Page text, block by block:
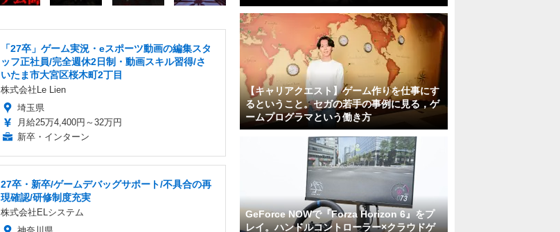
「27卒」ゲーム実況・eスポーツ動画の編集スタ
ッフ正社員/完全週休2日制・動画スキル習得/さ
いたま市大宮区桜木町2丁目
株式会社Le Lien
埼玉県
月給25万4,400円～32万円
新卒・インターン
27卒・新卒/ゲームデバッグサポート/不具合の再
現確認/研修制度充実
株式会社ELシステム
【キャリアクエスト】ゲーム作りを仕事にす
るということ。セガの若手の事例に見る，ゲ
ームプログラマという働き方
GeForce NOWで『Forza Horizon 6』をプ
レイ。ハンドルコントローラー×クラウドゲ